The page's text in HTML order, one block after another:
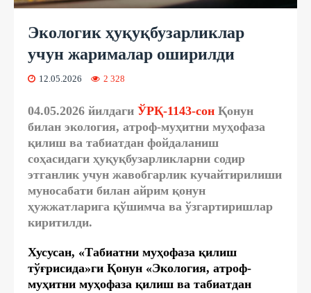
Экологик ҳуқуқбузарликлар
учун жарималар оширилди
12.05.2026 2 328
04.05.2026 йилдаги ЎРҚ-1143-сон Қонун
билан экология, атроф-муҳитни муҳофаза
қилиш ва табиатдан фойдаланиш
соҳасидаги ҳуқуқбузарликларни содир
этганлик учун жавобгарлик кучайтирилиши
муносабати билан айрим қонун
ҳужжатларига қўшимча ва ўзгартиришлар
киритилди.
Хусусан, «Табиатни муҳофаза қилиш
тўғрисида»ги Қонун «Экология, атроф-
муҳитни муҳофаза қилиш ва табиатдан